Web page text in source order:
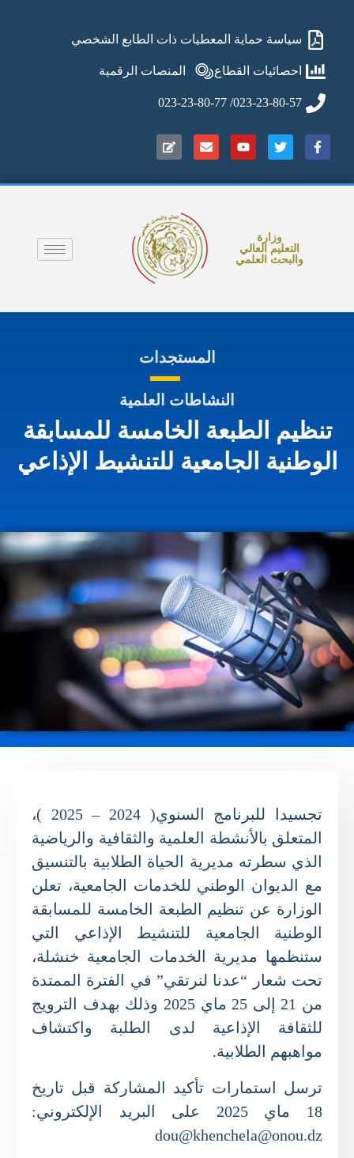
سياسة حماية المعطيات ذات الطابع الشخصي
احصائيات القطاع المنصات الرقمية
023-23-80-57/ 023-23-80-77
وزارة
التعليم العالي
والبحث العلمي
المستجدات
النشاطات العلمية
تنظيم الطبعة الخامسة للمسابقة
الوطنية الجامعية للتنشيط الإذاعي
تجسيدا للبرنامج السنوي( 2024 – 2025 )،
المتعلق بالأنشطة العلمية والثقافية والرياضية
الذي سطرته مديرية الحياة الطلابية بالتنسيق
مع الديوان الوطني للخدمات الجامعية، تعلن
الوزارة عن تنظيم الطبعة الخامسة للمسابقة
الوطنية الجامعية للتنشيط الإذاعي التي
ستنظمها مديرية الخدمات الجامعية خنشلة،
تحت شعار “عدنا لنرتقي” في الفترة الممتدة
من 21 إلى 25 ماي 2025 وذلك بهدف الترويج
للثقافة الإذاعية لدى الطلبة واكتشاف
مواهبهم الطلابية.
ترسل استمارات تأكيد المشاركة قبل تاريخ
18 ماي 2025 على البريد الإلكتروني:
dou@khenchela@onou.dz